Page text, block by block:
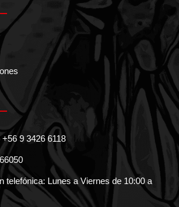
9 3426 6118
telefónica: Lunes a Viernes de 10:00 a